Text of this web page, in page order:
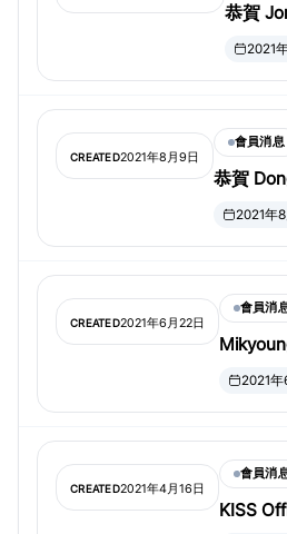
恭賀
士！2021
CREATED2021年8月9日
會員消息
恭賀
士！2021年
CREATED2021年6月22日
會員消
Fellow
2021年
CREATED2021年4月16日
會員消
KISS